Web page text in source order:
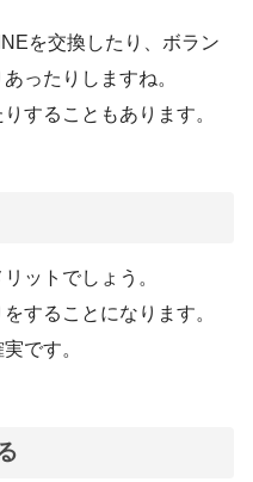
を交換したり、ボラン
ったりしますね。
することもあります。
ットでしょう。
することになります。
です。